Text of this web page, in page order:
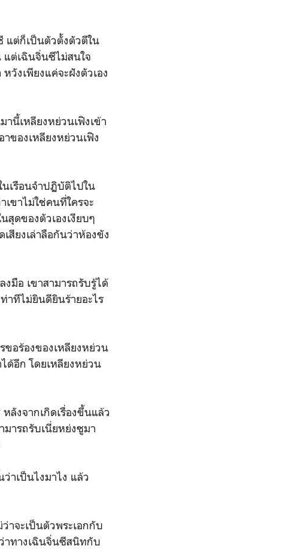
แต่ก็เป็นตัวตั้งตัวตีใน
แต่เฉินจิ่นซีไม่สนใจ
วังเพียงแค่จะฝังตัวเอง
นี้เหลียงหย่วนเฟิงเข้า
ของเหลียงหย่วนเฟิง
เรือนจำปฏิบัติไปใน
ขาไม่ใช่คนที่ใครจะ
สุดของตัวเองเงียบๆ
สียงเล่าลือกันว่าห้องขัง
อ เขาสามารถรับรู้ได้
าทีไม่ยินดียินร้ายอะไร
อร้องของเหลียงหย่วน
ด้อีก โดยเหลียงหย่วน
งจากเกิดเรื่องขึ้นแล้ว
มารถรับเนี่ยหย่งซูมา
าเป็นไงมาไง แล้ว
จะเป็นตัวพระเอกกับ
าทางเฉินจิ่นซีสนิทกับ